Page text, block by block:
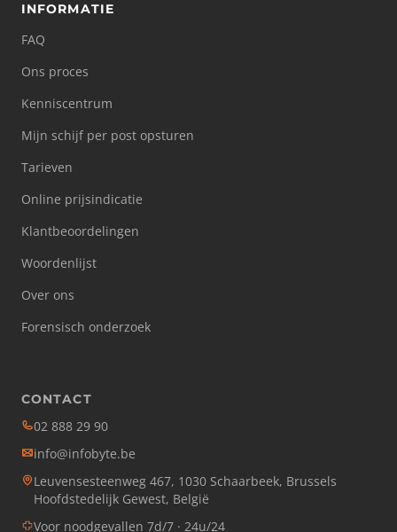
INFORMATIE
FAQ
Ons proces
Kenniscentrum
Mijn schijf per post opsturen
Tarieven
Online prijsindicatie
Klantbeoordelingen
Woordenlijst
Over ons
Forensisch onderzoek
CONTACT
02 888 29 90
info@infobyte.be
Leuvensesteenweg 467, 1030 Schaarbeek, Brussels
Hoofdstedelijk Gewest, België
Voor noodgevallen 7d/7 · 24u/24